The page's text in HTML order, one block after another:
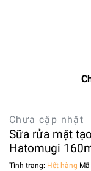
Chưa cập nhật
Sữa rửa mặt
Hatomugi
Tình trạng: Hết hàng